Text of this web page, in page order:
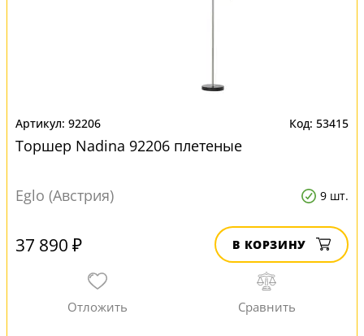
92206 53415
Торшер Nadina 92206 плетеные
Eglo (Австрия) 9 шт.
37 890 ₽ В КОРЗИНУ